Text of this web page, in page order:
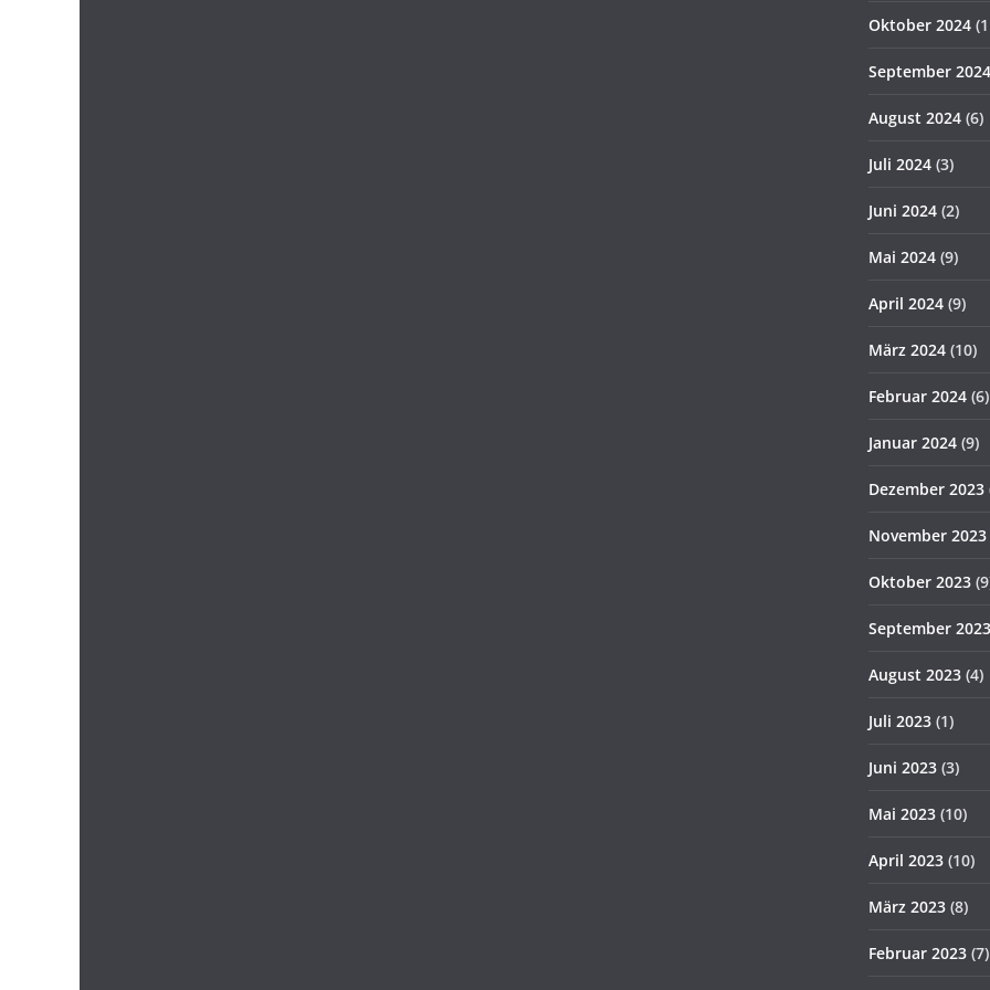
Oktober 2024
September 2024
August 2024 (6)
Juli 2024 (3)
Juni 2024 (2)
Mai 2024 (9)
April 2024 (9)
März 2024 (10)
Februar 2024 (6)
Januar 2024 (9)
Dezember 2023
November 2023
Oktober 2023
September 2023
August 2023 (4)
Juli 2023 (1)
Juni 2023 (3)
Mai 2023 (10)
April 2023 (10)
März 2023 (8)
Februar 2023 (7)